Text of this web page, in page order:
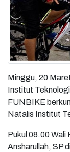
Minggu, 20
Institut
FUNBIKE
Natalis Institut
Pukul 08.00
Ansharullah, SP